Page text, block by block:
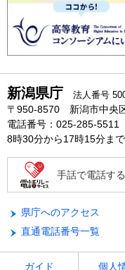
新潟県庁 法人番号
〒950-8570 新潟市中央
電話番号：025-285-5511
8時30分から17時15分ま
手話で電話する
県庁へのアクセス
直通電話番号一覧
ガイド 個人